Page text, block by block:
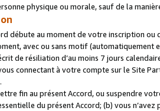
physique ou morale, sauf de la
débute au moment de votre inscription
avec ou sans motif (automatiquement
de résiliation d’au moins 7 jours
connectant à votre compte sur le Site
fin au présent Accord, ou suspendre
du présent Accord; (b) vous